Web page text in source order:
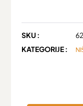
SKU :
KATEGORIJE :